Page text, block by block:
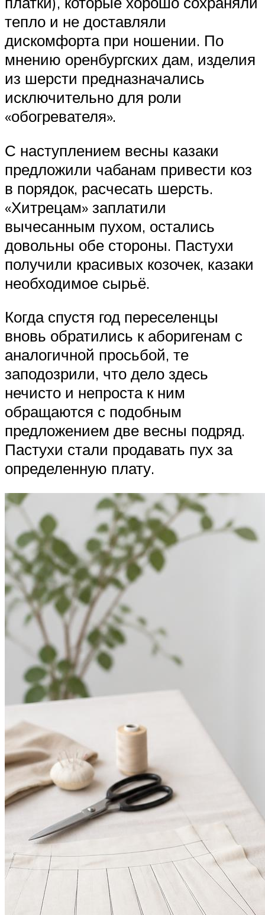
тепло и не доставляли
дискомфорта при ношении. По
мнению оренбургских дам, изделия
из шерсти предназначались
исключительно для роли
«обогревателя».
С наступлением весны казаки
предложили чабанам привести коз
в порядок, расчесать шерсть.
«Хитрецам» заплатили
вычесанным пухом, остались
довольны обе стороны. Пастухи
получили красивых козочек, казаки
необходимое сырьё.
Когда спустя год переселенцы
вновь обратились к аборигенам с
аналогичной просьбой, те
заподозрили, что дело здесь
нечисто и непроста к ним
обращаются с подобным
предложением две весны подряд.
Пастухи стали продавать пух за
определенную плату.